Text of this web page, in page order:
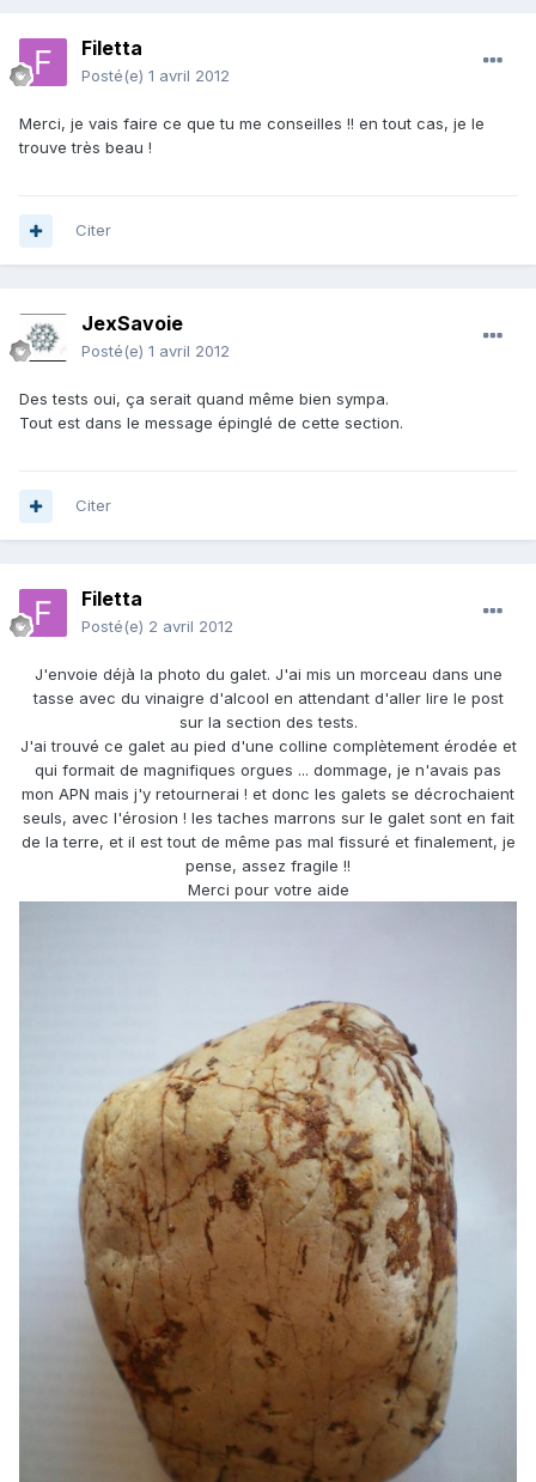
Filetta
Posté(e) 1 avril 2012
Merci, je vais faire ce que tu me conseilles !! en tout cas, je le
trouve très beau !
Citer
JexSavoie
Posté(e) 1 avril 2012
Des tests oui, ça serait quand même bien sympa.
Tout est dans le message épinglé de cette section.
Citer
Filetta
Posté(e) 2 avril 2012
J'envoie déjà la photo du galet. J'ai mis un morceau dans une
tasse avec du vinaigre d'alcool en attendant d'aller lire le post
sur la section des tests.
J'ai trouvé ce galet au pied d'une colline complètement érodée et
qui formait de magnifiques orgues ... dommage, je n'avais pas
mon APN mais j'y retournerai ! et donc les galets se décrochaient
seuls, avec l'érosion ! les taches marrons sur le galet sont en fait
de la terre, et il est tout de même pas mal fissuré et finalement, je
pense, assez fragile !!
Merci pour votre aide